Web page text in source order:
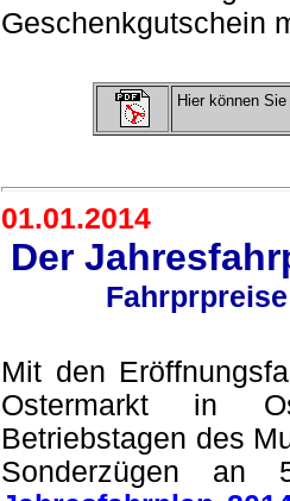
Geschenkgutschein
Hier können
01.01.2014
Der
Mit den
Ostermarkt in
Betriebstagen des
Sonderzügen an